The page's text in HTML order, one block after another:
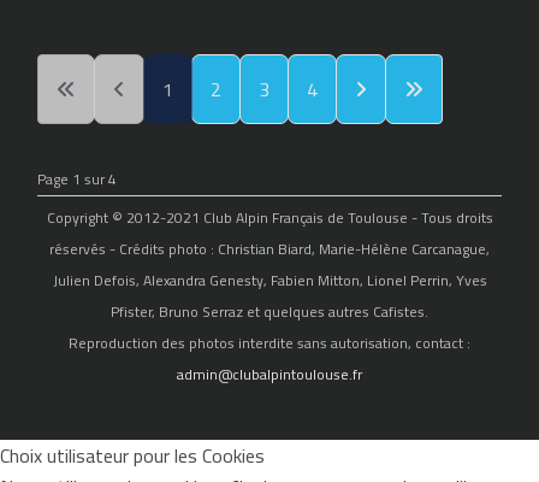
1 2 3 4
Page 1 sur 4
Copyright © 2012-2021 Club Alpin Français de Toulouse - Tous droits
réservés - Crédits photo : Christian Biard, Marie-Hélène Carcanague,
Julien Defois, Alexandra Genesty, Fabien Mitton, Lionel Perrin, Yves
Pfister, Bruno Serraz et quelques autres Cafistes.
Reproduction des photos interdite sans autorisation, contact :
admin@clubalpintoulouse.fr
Choix utilisateur pour les Cookies